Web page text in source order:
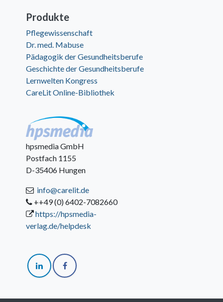
Produkte
Pflegewissenschaft
Dr. med. Mabuse
Pädagogik der Gesundheitsberufe
Geschichte der Gesundheitsberufe
Lernwelten Kongress
CareLit Online-Bibliothek
hpsmedia GmbH
Postfach 1155
D-35406 Hungen
info@carelit.de
++49 (0) 6402-7082660
https://hpsmedia-
verlag.de/helpdesk